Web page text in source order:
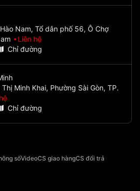
Nam, Tổ dân phố 56, Ô Chợ
Liên hệ
Chỉ đường
Minh Khai, Phường Sài Gòn, TP.
Chỉ đường
sốVideoCS giao hàngCS đổi trả